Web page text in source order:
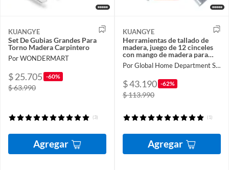
KUANGYE
Set De Gubias Grandes Para
Torno Madera Carpintero
Por WONDERMART
$ 25.705 -60%
$ 63.990
(3)
Agregar
KUANGYE
Herramientas de tallado de
madera, juego de 12 cinceles
con mango de madera para
grabados
Por Global Home Department Store
$ 43.190 -62%
$ 113.990
(1)
Agregar